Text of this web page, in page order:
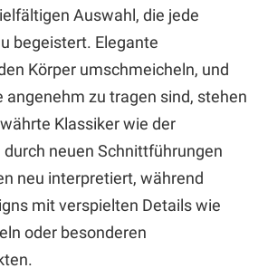
Auswahl, die jede
begeistert. Elegante
Körper umschmeicheln, und
angenehm zu tragen sind, stehen
Klassiker wie der
neuen Schnittführungen
neu interpretiert, während
mit verspielten Details wie
oder besonderen